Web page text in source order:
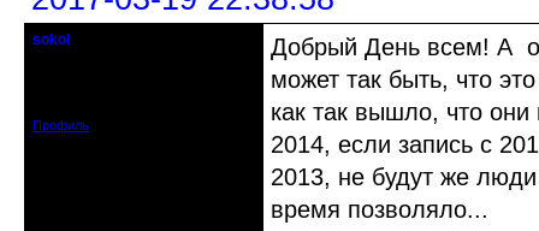
sokol
Профиль
Добрый День всем! А
может так быть, что
как так вышло, что
2014, если запись с
2013, не будут же
время позволяло...